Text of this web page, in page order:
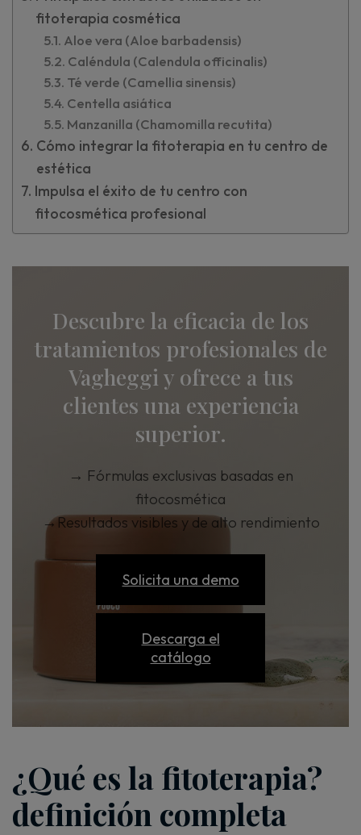
fitoterapia cosmética
Aloe vera (Aloe barbadensis)
Caléndula (Calendula officinalis)
Té verde (Camellia sinensis)
Centella asiática
Manzanilla (Chamomilla recutita)
Cómo integrar la fitoterapia en tu centro de
estética
Impulsa el éxito de tu centro con
fitocosmética profesional
Descubre la eficacia de los
tratamientos profesionales de
Vagheggi y ofrece a tus
clientes una experiencia
superior.
→ Fórmulas exclusivas basadas en
fitocosmética
→Resultados visibles y de alto rendimiento
Solicita una demo
Descarga el
catálogo
¿Qué es la fitoterapia?
definición completa